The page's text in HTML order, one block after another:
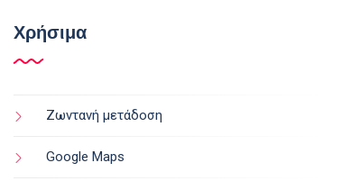
Χρήσιμα
Ζωντανή μετάδοση
Google Maps